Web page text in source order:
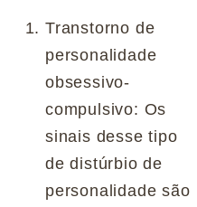
Transtorno de
personalidade
obsessivo-
compulsivo: Os
sinais desse tipo
de distúrbio de
personalidade são